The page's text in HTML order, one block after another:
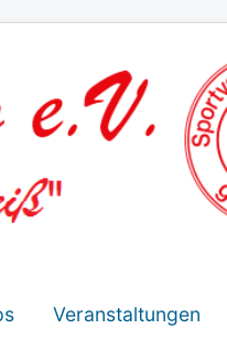
Veranstaltungen